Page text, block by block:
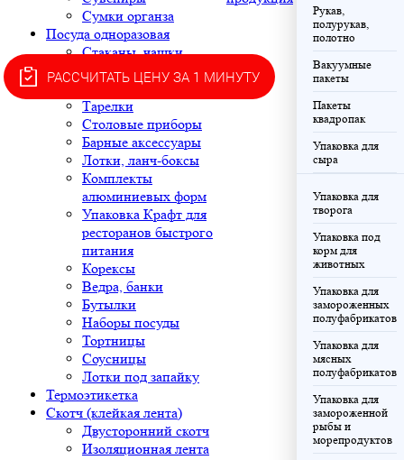
Сумки органза
Посуда одноразовая
Стаканы, чашки
кофейные
Контейнеры
Тарелки
Столовые приборы
Барные аксессуары
Лотки, ланч-боксы
Комплекты
алюминиевых форм
Упаковка Крафт для
ресторанов быстрого
питания
Корексы
Ведра, банки
Бутылки
Наборы посуды
Тортницы
Соусницы
Лотки под запайку
Термоэтикетка
Скотч (клейкая лента)
Двусторонний скотч
Изоляционная лента
Рукав,
полурукав,
полотно
Вакуумные
пакеты
Пакеты
квадропак
Упаковка для
сыра
Упаковка для
творога
Упаковка под
корм для
животных
Упаковка для
замороженных
полуфабрикатов
Упаковка для
мясных
полуфабрикатов
Упаковка для
замороженной
рыбы и
морепродуктов
РАССЧИТАТЬ ЦЕНУ ЗА 1 МИНУТУ